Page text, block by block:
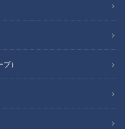
）
しい担任が・・・！
こ先生だった！
先生が奇想天外の珍回答を
！